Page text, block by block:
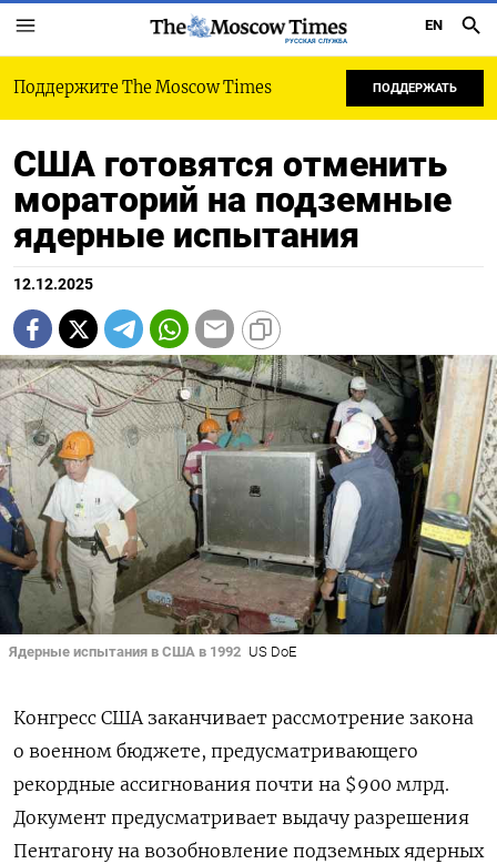
РУССКАЯ СЛУЖБА
EN
Поддержите The Moscow Times ПОДДЕРЖАТЬ
США готовятся отменить
мораторий на подземные
ядерные испытания
12.12.2025
Ядерные испытания в США в 1992 US DoE
Конгресс США заканчивает рассмотрение закона
о военном бюджете, предусматривающего
рекордные ассигнования почти на $900 млрд.
Документ предусматривает выдачу разрешения
Пентагону на возобновление подземных ядерных